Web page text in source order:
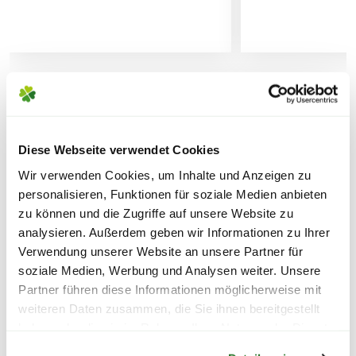
Diese Webseite verwendet Cookies
Wir verwenden Cookies, um Inhalte und Anzeigen zu
personalisieren, Funktionen für soziale Medien anbieten
zu können und die Zugriffe auf unsere Website zu
analysieren. Außerdem geben wir Informationen zu Ihrer
Verwendung unserer Website an unsere Partner für
soziale Medien, Werbung und Analysen weiter. Unsere
Partner führen diese Informationen möglicherweise mit
weiteren Daten zusammen, die Sie ihnen bereitgestellt
PAKETVERSAND
6,95€für Standardpakete (z.B.Dünger oder
Zubehör)
7,95€für größere Pakete (z.B. Pflanzen oder
Erde)
SPERRGUTVERSAND